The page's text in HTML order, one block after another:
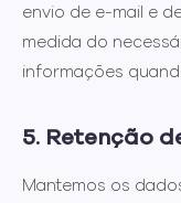
envio de e-mail e
medida do
informações
5. Retenção
Mantemos os